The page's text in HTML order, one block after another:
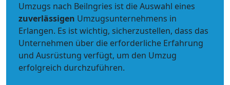
Umzugs nach Beilngries ist die Auswahl eines
zuverlässigen Umzugsunternehmens in
Erlangen. Es ist wichtig, sicherzustellen, dass das
Unternehmen über die erforderliche Erfahrung
und Ausrüstung verfügt, um den Umzug
erfolgreich durchzuführen.